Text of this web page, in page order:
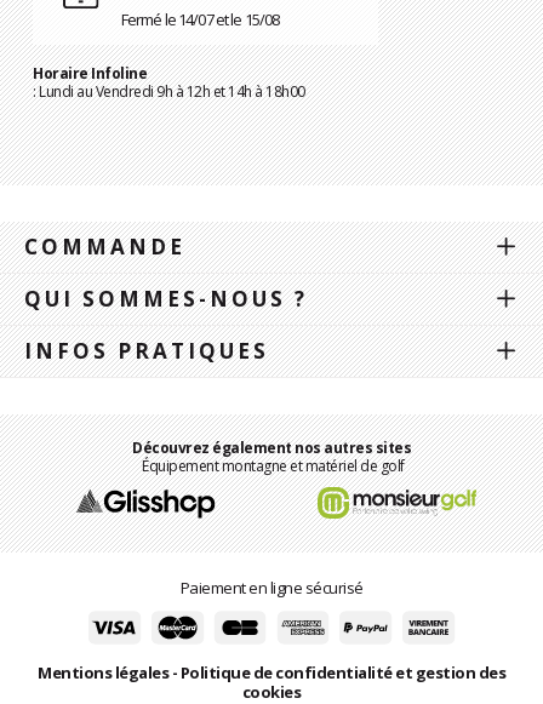
Fermé le 14/07 et le 15/08
Horaire Infoline
: Lundi au Vendredi 9h à 12h et 14h à 18h00
COMMANDE
QUI SOMMES-NOUS ?
INFOS PRATIQUES
Découvrez également nos autres sites
Équipement montagne et matériel de golf
Paiement en ligne sécurisé
Mentions légales- Politique de confidentialité et gestion des
cookies